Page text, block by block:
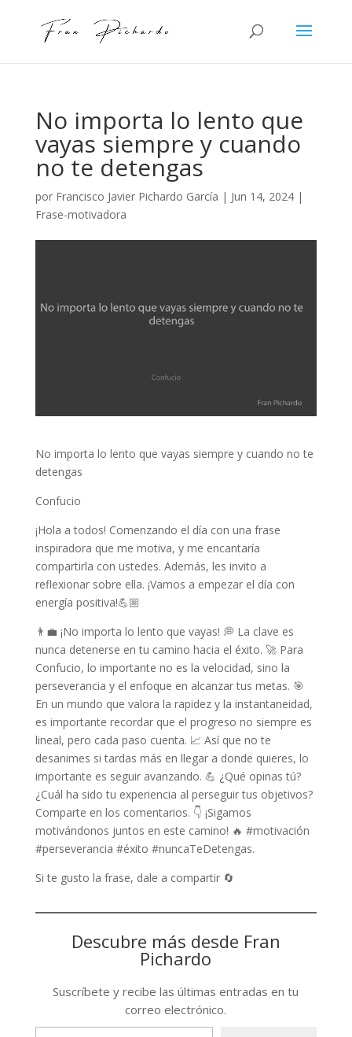
No importa lo lento que
vayas siempre y cuando
no te detengas
por Francisco Javier Pichardo García | Jun 14, 2024|
Frase-motivadora
No importa lo lento que vayas siempre y cuando no te
detengas
Confucio
¡Hola a todos! Comenzando el día con una frase
inspiradora que me motiva, y me encantaría
compartirla con ustedes. Además, les invito a
reflexionar sobre ella. ¡Vamos a empezar el día con
energía positiva!💪🏼
👨‍💼 ¡No importa lo lento que vayas! 💭 La clave es
nunca detenerse en tu camino hacia el éxito. 🚀 Para
Confucio, lo importante no es la velocidad, sino la
perseverancia y el enfoque en alcanzar tus metas. 🎯
En un mundo que valora la rapidez y la instantaneidad,
es importante recordar que el progreso no siempre es
lineal, pero cada paso cuenta. 📈 Así que no te
desanimes si tardas más en llegar a donde quieres, lo
importante es seguir avanzando. 💪 ¿Qué opinas tú?
¿Cuál ha sido tu experiencia al perseguir tus objetivos?
Comparte en los comentarios. 👇 ¡Sigamos
motivándonos juntos en este camino! 🔥 #motivación
#perseverancia #éxito #nuncaTeDetengas.
Si te gusto la frase, dale a compartir 🔄
Descubre más desde Fran
Pichardo
Suscríbete y recibe las últimas entradas en tu
correo electrónico.